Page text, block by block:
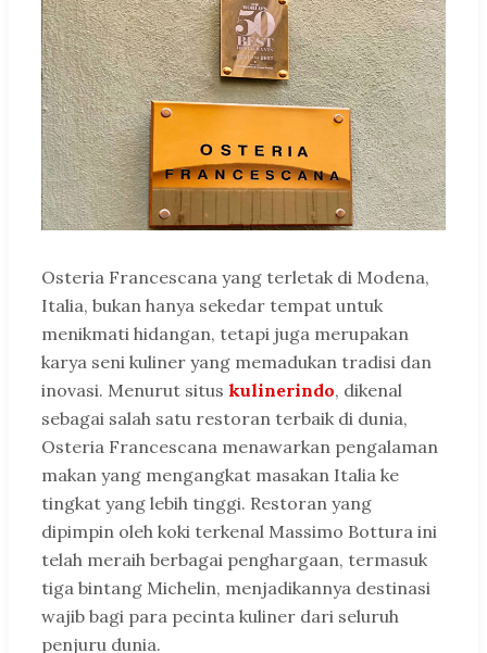
Osteria Francescana yang terletak di Modena,
Italia, bukan hanya sekedar tempat untuk
menikmati hidangan, tetapi juga merupakan
karya seni kuliner yang memadukan tradisi dan
inovasi. Menurut situs kulinerindo, dikenal
sebagai salah satu restoran terbaik di dunia,
Osteria Francescana menawarkan pengalaman
makan yang mengangkat masakan Italia ke
tingkat yang lebih tinggi. Restoran yang
dipimpin oleh koki terkenal Massimo Bottura ini
telah meraih berbagai penghargaan, termasuk
tiga bintang Michelin, menjadikannya destinasi
wajib bagi para pecinta kuliner dari seluruh
penjuru dunia.